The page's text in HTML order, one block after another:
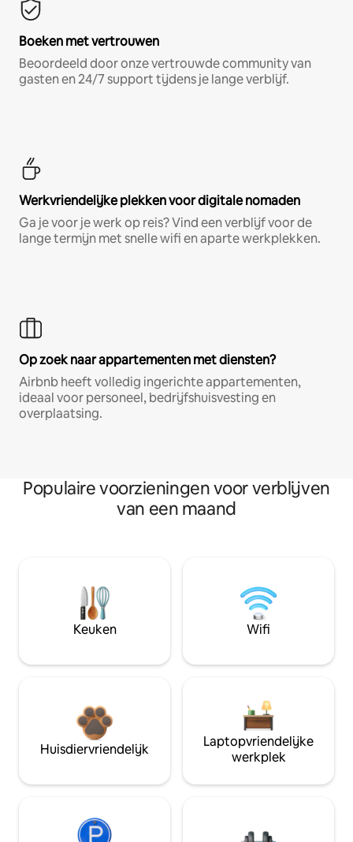
Boeken met vertrouwen
Beoordeeld door onze vertrouwde community van
gasten en 24/7 support tijdens je lange verblijf.
Werkvriendelijke plekken voor digitale nomaden
Ga je voor je werk op reis? Vind een verblijf voor de
lange termijn met snelle wifi en aparte werkplekken.
Op zoek naar appartementen met diensten?
Airbnb heeft volledig ingerichte appartementen,
ideaal voor personeel, bedrijfshuisvesting en
overplaatsing.
Populaire voorzieningen voor verblijven
van een maand
Keuken Wifi
Huisdiervriendelijk
Laptopvriendelijke
werkplek